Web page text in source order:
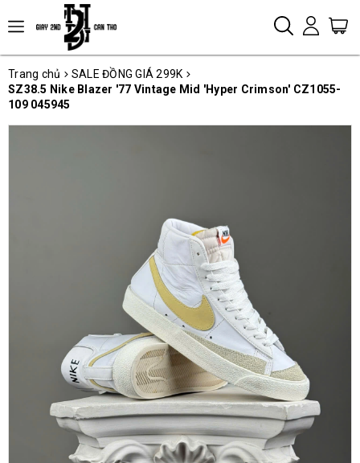
Trang chủ
SALE ĐỒNG GIÁ 299K
SZ38.5 Nike Blazer '77 Vintage Mid 'Hyper Crimson' CZ1055-
109 045945